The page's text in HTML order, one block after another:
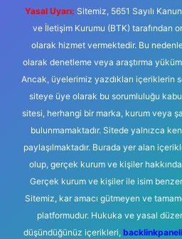
Yasal Uyarı: Sitemiz, 5651 Sayılı
ve İletişim Kurumu (BTK) tarafından
olarak hizmet vermektedir. Bu
olarak denetleme veya araştırma
Ancak, üyelerimiz yazdıkları içeriklerin
siteye üye olarak bu sorumluluğu
sitesi, herhangi bir marka, kurum veya
bulunmamaktadır. Sitede yalnızca
paylaşılmaktadır. Burada yer alan
olup, gerçek kurum ve kişiler hakkında
Gerçek kurum ve kişiler ile isim
Sitemiz, kar amacı gütmeyen ve
platformudur. Hukuka ve yasal
düşündüğünüz içerikleri,